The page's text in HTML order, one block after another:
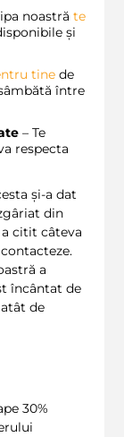
noastră te
și
tine de
între
– Te
respecta
și-a dat
din
citit câteva
a
încântat de
de
30%